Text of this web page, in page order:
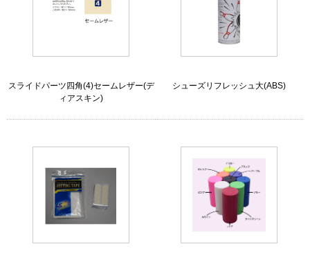
スライドパーツ四角(4)セームレザー(デ
ィアスキン)
シューズリフレッシュ大(ABS)